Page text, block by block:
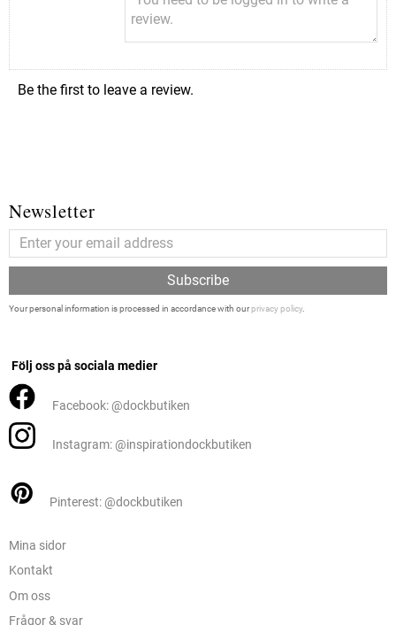
Be the first to leave a review.
Newsletter
Subscribe
Your personal information is processed in accordance with ourprivacy policy.
Följ oss på sociala medier
Facebook: @dockbutiken
Instagram: @inspirationdockbutiken
Pinterest: @dockbutiken
Mina sidor
Kontakt
Om oss
Frågor & svar